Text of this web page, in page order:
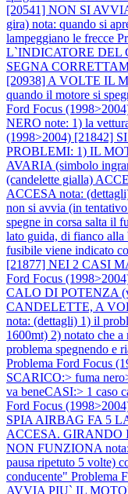
[20541] NON SI
gira) nota: quando si
lampeggiano le frecce
L`INDICATORE DEL
SEGNA
[20938] A VOLTE IL
quando il motore si
Ford Focus
NERO note: 1) la
(1998>2004) [21842]
PROBLEMI: 1) IL
AVARIA (simbolo
(candelette gialla)
ACCESA nota:
non si avvia (in
spegne in corsa salta il
lato guida, di fianco alla
fusibile viene indicato co
[21877] NEI 2 CASI
Ford Focus
CALO DI POTENZA
CANDELETTE, A
nota: (dettagli) 1) il
1600mt) 2) notato che
problema spegnendo e
Problema Ford Focus
SCARICO:> fuma
va beneCASI:> 1 caso
Ford Focus
SPIA AIRBAG FA 5
ACCESA.
NON FUNZIONA
pausa ripetuto 5 volte)
conducente" Problema
AVVIA PIU` IL